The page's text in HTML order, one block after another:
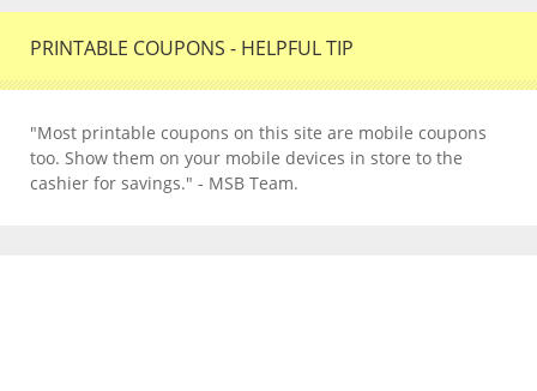
PRINTABLE COUPONS - HELPFUL TIP
"Most printable coupons on this site are mobile coupons
too. Show them on your mobile devices in store to the
cashier for savings." - MSB Team.